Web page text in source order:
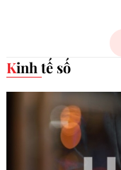
Kinh tế số